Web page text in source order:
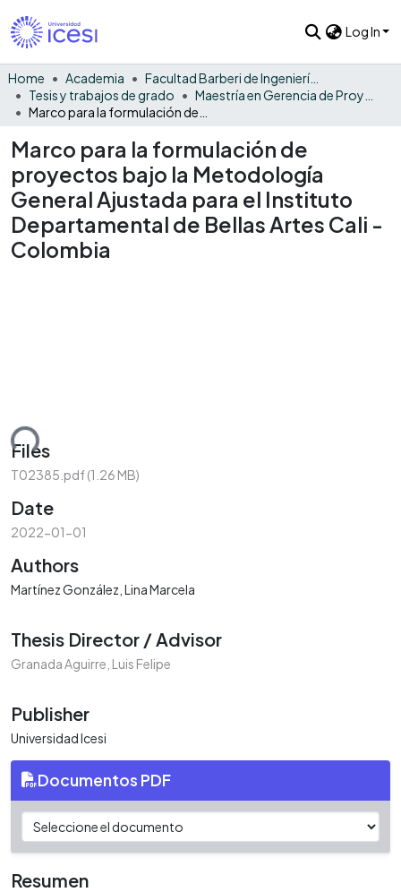
Log In
Home Academia
Facultad Barberi de Ingeniería, Diseño y Ciencias Aplicadas
Tesis y trabajos de grado
Marco para la formulación de
proyectos bajo la Metodología
General Ajustada para el Instituto
Departamental de Bellas Artes Cali -
Colombia
Files
T02385.pdf(1.26 MB)
Date
2022-01-01
Authors
Martínez González, Lina Marcela
Thesis Director / Advisor
Granada Aguirre, Luis Felipe
Publisher
Universidad Icesi
Documentos PDF
Resumen